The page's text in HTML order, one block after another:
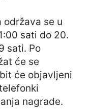
održava se u
sati do 20.
sati. Po
će se
će objavljeni
nagrade.